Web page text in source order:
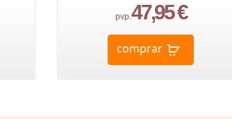
pvp.47,95 €
comprar